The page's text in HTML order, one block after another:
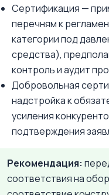
Сертификация —
перечням к
категории под
средства),
контроль и аудит
Добровольная
надстройка к
усиления
подтверждения
Рекомендация:
соответствия на